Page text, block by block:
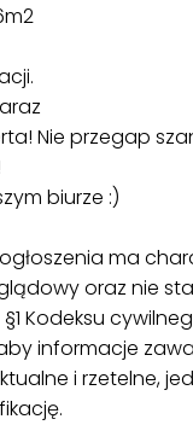
Nie przegap
biurze :)
ma
oraz nie
Kodeksu
informacje
i rzetelne,